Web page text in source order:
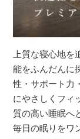
上質な寝心地を
能をふんだんに
性・サポート力
にやさしくフィ
質の高い睡眠へ
毎日の眠りをワ